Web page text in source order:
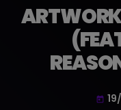
today